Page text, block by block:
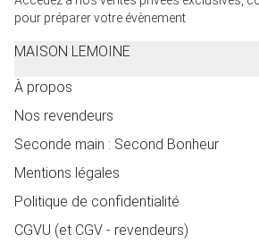
pour préparer votre évènement
MAISON LEMOINE
À propos
Nos revendeurs
Seconde main : Second Bonheur
Mentions légales
Politique de confidentialité
CGVU (et CGV - revendeurs)